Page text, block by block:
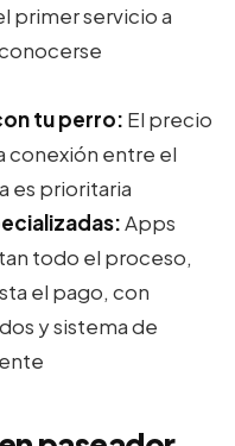
primer servicio a
tu perro: El precio
conexión entre el
es prioritaria
Apps
todo el proceso,
el pago, con
y sistema de